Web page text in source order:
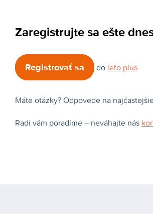
Zaregistrujte sa ešte
Registrovať sa do leto.plus
Máte otázky? Odpovede na
Radi vám poradíme – neváhajte nás